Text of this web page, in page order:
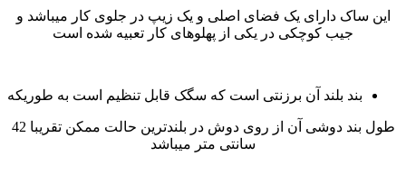
این ساک دارای یک فضای اصلی و یک زیپ در جلوی کار میباشد و
جیب کوچکی در یکی از پهلوهای کار تعبیه شده است
بند بلند آن برزنتی است که سگک قابل تنظیم است به طوریکه
طول بند دوشی آن از روی دوش در بلندترین حالت ممکن تقریبا 42
سانتی متر میباشد